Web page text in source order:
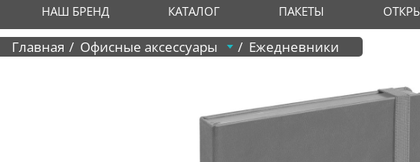
НАШ БРЕНД КАТАЛОГ ПАКЕТЫ
Главная Офисные аксессуары Ежедневники